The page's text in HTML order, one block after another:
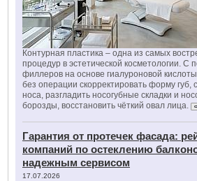
Контурная пластика – одна из самых
процедур в эстетической косметологии. С
филлеров на основе гиалуроновой
без операции скорректировать форму губ,
носа, разгладить носогубные складки и
борозды, восстановить чёткий овал лица.
Гарантия от протечек фасада:
компаний по остеклению
надежным сервисом
17.07.2026